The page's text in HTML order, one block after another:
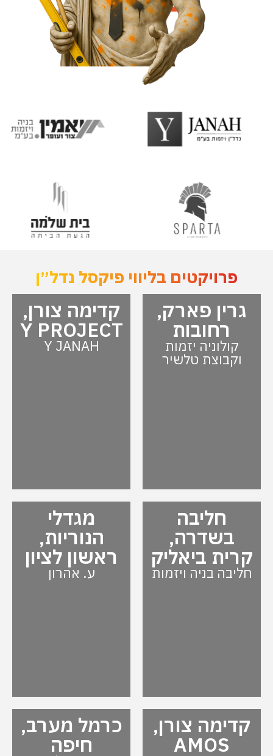
פרויקטים בליווי פיקסל נדל״ן
גרין פארק,
רחובות
קולוניה יזמות
וקבוצת טלשיר
קדימה צורן,
Y PROJECT
Y JANAH
מגדלי
הנוריות,
ראשון לציון
ע. אהרון
חליבה
בשדרה,
קרית ביאליק
חליבה בניה ויזמות
קדימה צורן,
AMOS
כרמל מערב,
חיפה